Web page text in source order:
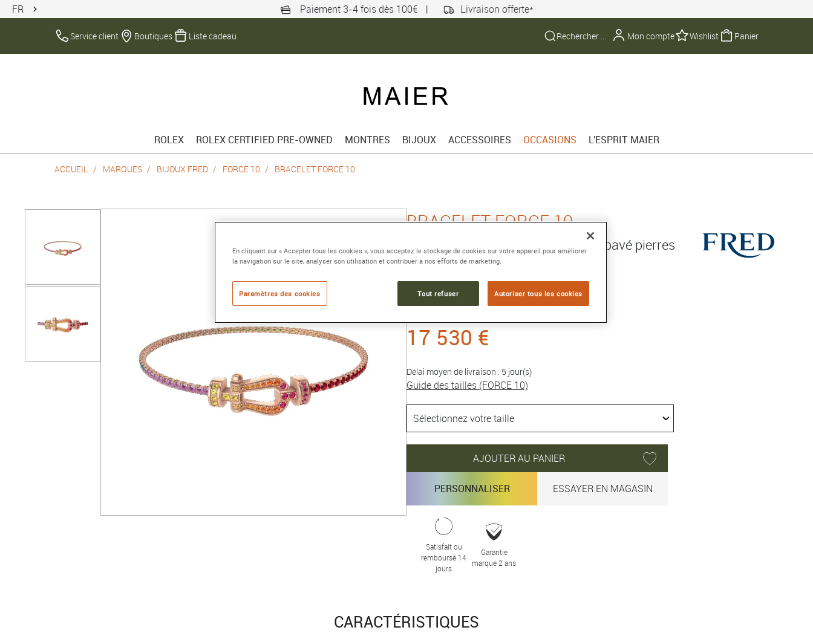
FR Paiement 3-4 fois dès 100€ | Livraison offerte*
Service client Boutiques Liste cadeau Mon compte Wishlist Panier
ROLEX ROLEX CERTIFIED PRE-OWNED MONTRES BIJOUX ACCESSOIRES OCCASIONS L'ESPRIT MAIER
ACCUEIL MARQUES BIJOUX FRED FORCE 10 BRACELET FORCE 10
BRACELET FORCE 10
Moyen modèle or rose 750/1000e pavé pierres
de couleurs
Référence :0B0202-6J0210
Collection :FORCE 10
17 530 €
Délai moyen de livraison : 5 jour(s)
Guide des tailles (FORCE 10)
AJOUTER AU PANIER
PERSONNALISER ESSAYER EN MAGASIN
Satisfait ou
remboursé 14
jours
Garantie
marque 2 ans
CARACTÉRISTIQUES
En cliquant sur « Accepter tous les cookies », vous acceptez le stockage de cookies sur votre appareil pour améliorer
la navigation sur le site, analyser son utilisation et contribuer à nos efforts de marketing.
Paramètres des cookies Tout refuser Autoriser tous les cookies